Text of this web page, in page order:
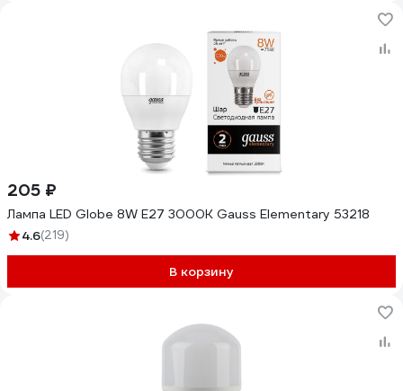
205 ₽
Лампа LED Globe 8W E27 3000K Gauss Elementary 53218
4.6(219)
В корзину